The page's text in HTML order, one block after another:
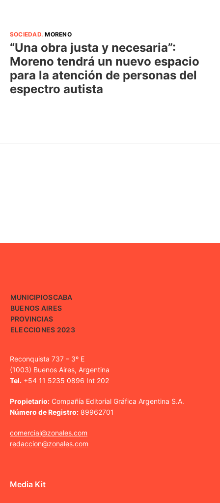
SOCIEDAD.MORENO
“Una obra justa y necesaria”:
Moreno tendrá un nuevo espacio
para la atención de personas del
espectro autista
MUNICIPIOSCABA
BUENOS AIRES
PROVINCIAS
ELECCIONES 2023
Reconquista 737 – 3º E
(1003) Buenos Aires, Argentina
Tel. +54 11 5235 0896 Int 202
Propietario: Compañía Editorial Gráfica Argentina S.A.
Número de Registro: 89962701
comercial@zonales.com
redaccion@zonales.com
Media Kit